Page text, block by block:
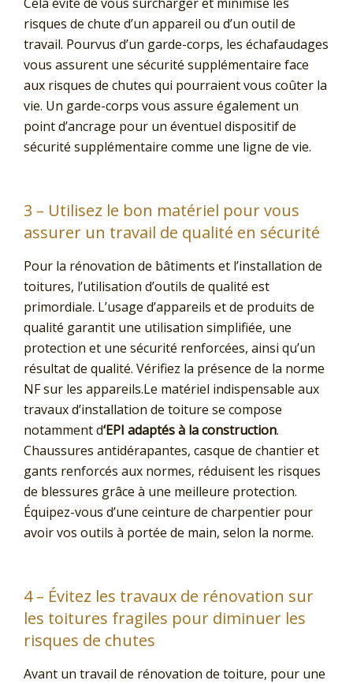
Cela évite de vous surcharger et minimise les
risques de chute d’un appareil ou d’un outil de
travail. Pourvus d’un garde-corps, les échafaudages
vous assurent une sécurité supplémentaire face
aux risques de chutes qui pourraient vous coûter la
vie. Un garde-corps vous assure également un
point d’ancrage pour un éventuel dispositif de
sécurité supplémentaire comme une ligne de vie.
3 – Utilisez le bon matériel pour vous
assurer un travail de qualité en sécurité
Pour la rénovation de bâtiments et l’installation de
toitures, l’utilisation d’outils de qualité est
primordiale. L’usage d’appareils et de produits de
qualité garantit une utilisation simplifiée, une
protection et une sécurité renforcées, ainsi qu’un
résultat de qualité. Vérifiez la présence de la norme
NF sur les appareils.Le matériel indispensable aux
travaux d’installation de toiture se compose
notamment d‘EPI adaptés à la construction.
Chaussures antidérapantes, casque de chantier et
gants renforcés aux normes, réduisent les risques
de blessures grâce à une meilleure protection.
Équipez-vous d’une ceinture de charpentier pour
avoir vos outils à portée de main, selon la norme.
4 – Évitez les travaux de rénovation sur
les toitures fragiles pour diminuer les
risques de chutes
Avant un travail de rénovation de toiture, pour une